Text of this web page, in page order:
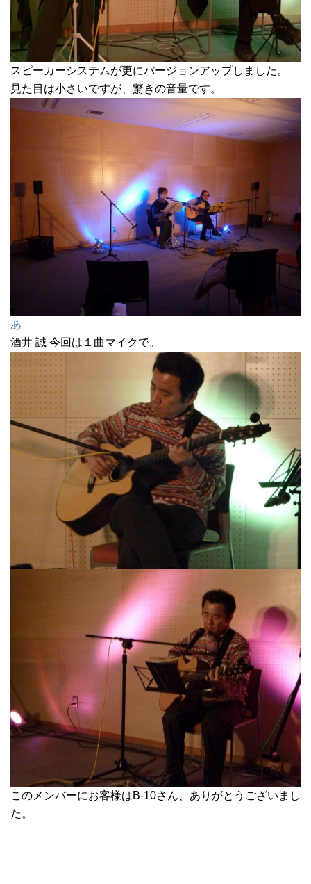
スピーカーシステムが更にバージョンアップしました。
見た目は小さいですが、驚きの音量です。
あ
酒井 誠 今回は１曲マイクで。
このメンバーにお客様はB-10さん、ありがとうございまし
た。